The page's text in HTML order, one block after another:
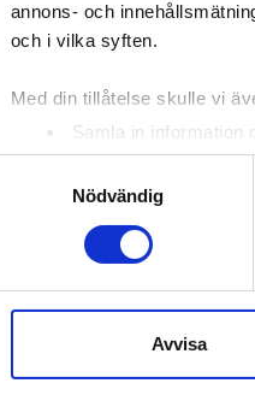
annons- och
och i vilka syften.
Med din tillåtelse skulle vi
Samla in information
Identifiera din enhet
Ta reda på mer om hur
eller dra tillbaka ditt
sociala medier och
till de sociala medier och
Nödvändig
Avvisa